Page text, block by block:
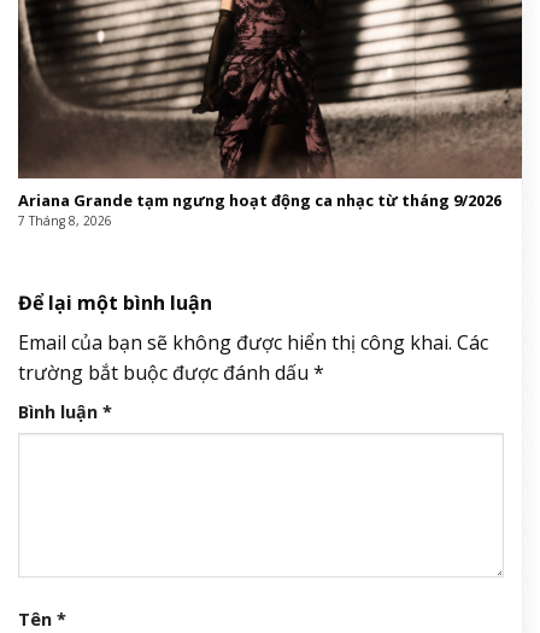
Ariana Grande tạm ngưng hoạt động ca nhạc từ tháng 9/2026
7 Tháng 8, 2026
Để lại một bình luận
Email của bạn sẽ không được hiển thị công khai. Các
trường bắt buộc được đánh dấu *
Bình luận *
Tên *